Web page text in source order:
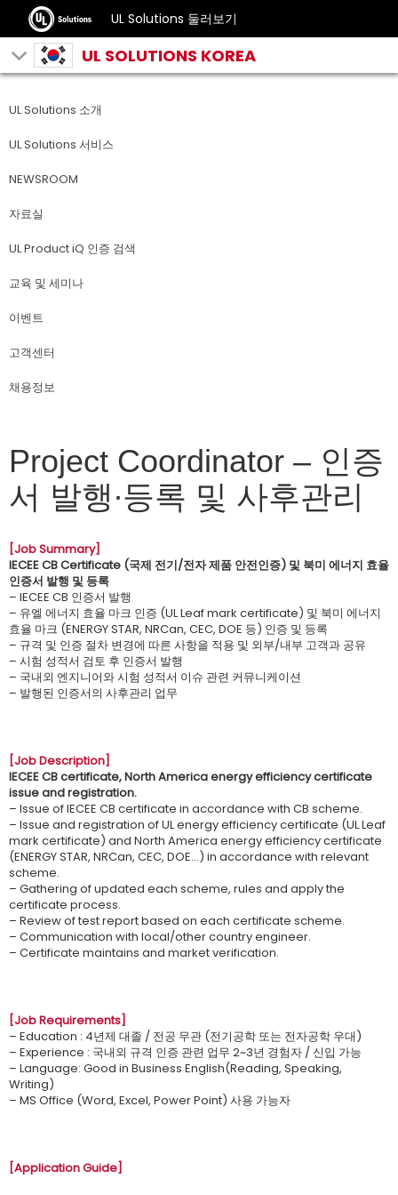
UL Solutions 둘러보기
UL SOLUTIONS KOREA
UL Solutions 소개
UL Solutions 서비스
NEWSROOM
자료실
UL Product iQ 인증 검색
교육 및 세미나
이벤트
고객센터
채용정보
Project Coordinator – 인증
서 발행∙등록 및 사후관리
[Job Summary]
IECEE CB Certificate (국제 전기/전자 제품 안전인증) 및 북미 에너지 효율
인증서 발행 및 등록
– IECEE CB 인증서 발행
– 유엘 에너지 효율 마크 인증 (UL Leaf mark certificate) 및 북미 에너지
효율 마크 (ENERGY STAR, NRCan, CEC, DOE 등) 인증 및 등록
– 규격 및 인증 절차 변경에 따른 사항을 적용 및 외부/내부 고객과 공유
– 시험 성적서 검토 후 인증서 발행
– 국내외 엔지니어와 시험 성적서 이슈 관련 커뮤니케이션
– 발행된 인증서의 사후관리 업무
[Job Description]
IECEE CB certificate, North America energy efficiency certificate
issue and registration.
– Issue of IECEE CB certificate in accordance with CB scheme.
– Issue and registration of UL energy efficiency certificate (UL Leaf
mark certificate) and North America energy efficiency certificate
(ENERGY STAR, NRCan, CEC, DOE…) in accordance with relevant
scheme.
– Gathering of updated each scheme, rules and apply the
certificate process.
– Review of test report based on each certificate scheme.
– Communication with local/other country engineer.
– Certificate maintains and market verification.
[Job Requirements]
– Education : 4년제 대졸 / 전공 무관 (전기공학 또는 전자공학 우대)
– Experience : 국내외 규격 인증 관련 업무 2~3년 경험자 / 신입 가능
– Language: Good in Business English(Reading, Speaking,
Writing)
– MS Office (Word, Excel, Power Point) 사용 가능자
[Application Guide]